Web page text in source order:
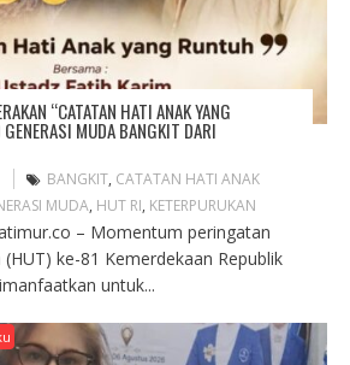
“CATATAN HATI ANAK YANG
MUDA BANGKIT DARI
BANGKIT, CATATAN HATI ANAK
MUDA, HUT RI, KETERPURUKAN
– Momentum peringatan
ke-81 Kemerdekaan Republik
untuk...